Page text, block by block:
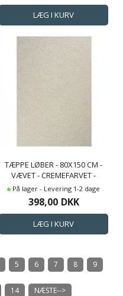
TÆPPE LØBER - 80X150 CM -
VÆVET - CREMEFARVET -
KENZY - NORDSTRAND HOME
På lager - Levering 1-2 dage
398,00 DKK
5 6 7 8 9
14 NÆSTE-->